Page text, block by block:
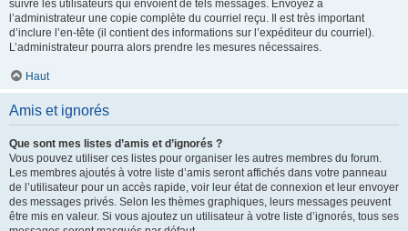
suivre les utilisateurs qui envoient de tels messages. Envoyez à
l’administrateur une copie complète du courriel reçu. Il est très important
d’inclure l’en-tête (il contient des informations sur l’expéditeur du courriel).
L’administrateur pourra alors prendre les mesures nécessaires.
Haut
Amis et ignorés
Que sont mes listes d’amis et d’ignorés ?
Vous pouvez utiliser ces listes pour organiser les autres membres du forum.
Les membres ajoutés à votre liste d’amis seront affichés dans votre panneau
de l’utilisateur pour un accès rapide, voir leur état de connexion et leur envoyer
des messages privés. Selon les thèmes graphiques, leurs messages peuvent
être mis en valeur. Si vous ajoutez un utilisateur à votre liste d’ignorés, tous ses